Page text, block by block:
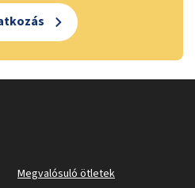
Megvalósuló ötletek